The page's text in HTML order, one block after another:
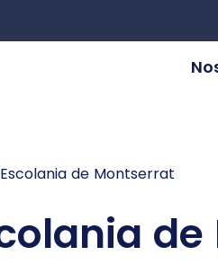
de Montserrat